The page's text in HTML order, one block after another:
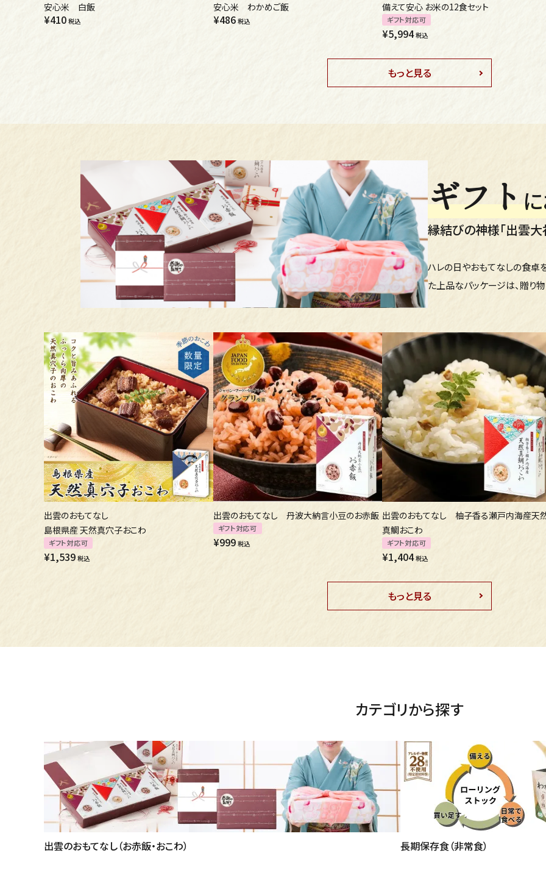
安心米 白飯
¥410 税込
安心米 わかめご飯
¥486 税込
備えて安心 お米の12食セット
ギフト対応可
¥5,994 税込
もっと見る
ギフト
縁結びの神様「出雲
ハレの日やおもてなしの食卓
た上品なパッケージは、贈り
出雲のおもてなし
島根県産 天然真穴子おこわ
ギフト対応可
¥1,539 税込
出雲のおもてなし 丹波大納言小豆のお赤飯
ギフト対応可
¥999 税込
出雲のおもてなし 柚子香る瀬戸内海産天
真鯛おこわ
ギフト対応可
¥1,404 税込
もっと見る
カテゴリから探す
出雲のおもてなし（お赤飯・おこわ） 長期保存食（非常食）